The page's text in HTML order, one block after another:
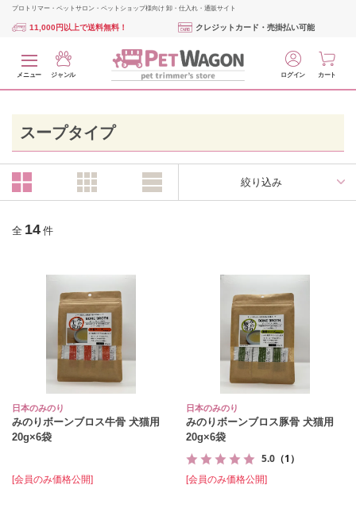
プロトリマー・ペットサロン・ペットショップ様向け 卸・仕入れ・通販サイト
11,000円以上で送料無料！ クレジットカード・売掛払い可能
メニュー ジャンル ログイン カート
スープタイプ
絞り込み
全 14 件
日本のみのり
みのりボーンブロス牛骨 犬猫用
20g×6袋
[会員のみ価格公開]
日本のみのり
みのりボーンブロス豚骨 犬猫用
20g×6袋
5.0 （1）
[会員のみ価格公開]